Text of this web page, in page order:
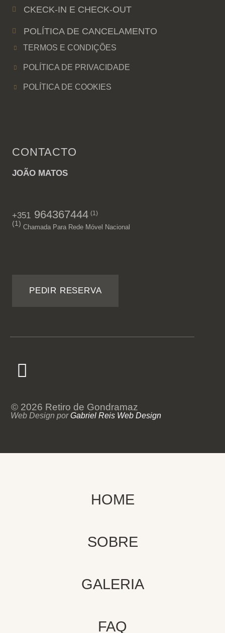
CKECK-IN E CHECK-OUT
POLÍTICA DE CANCELAMENTO
TERMOS E CONDIÇÕES
POLÍTICA DE PRIVACIDADE
POLÍTICA DE COOKIES
CONTACTO
JOÃO MATOS
+351 964367444 (1)
(1) Chamada Para Rede Móvel Nacional
PEDIR RESERVA
© 2026 Retiro de Gondramaz
Web Design porGabriel Reis Web Design
HOME
SOBRE
GALERIA
FAQ